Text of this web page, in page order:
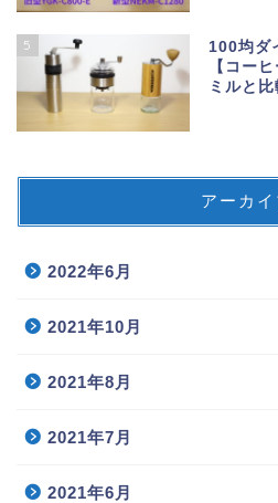
5
100均ダ
【コー
ミルと
アーカイ
2022年6月
2021年10月
2021年8月
2021年7月
2021年6月